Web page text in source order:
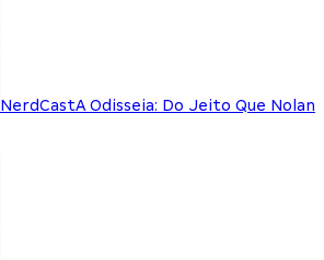
NerdCastA Odisseia: Do Jeito Que Nolan